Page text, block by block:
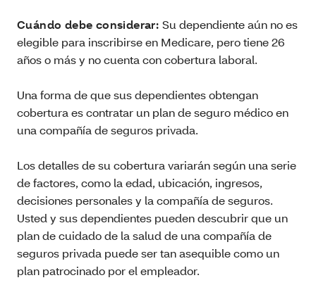
Cuándo debe considerar: Su dependiente aún no es
elegible para inscribirse en Medicare, pero tiene 26
años o más y no cuenta con cobertura laboral.
Una forma de que sus dependientes obtengan
cobertura es contratar un plan de seguro médico en
una compañía de seguros privada.
Los detalles de su cobertura variarán según una serie
de factores, como la edad, ubicación, ingresos,
decisiones personales y la compañía de seguros.
Usted y sus dependientes pueden descubrir que un
plan de cuidado de la salud de una compañía de
seguros privada puede ser tan asequible como un
plan patrocinado por el empleador.